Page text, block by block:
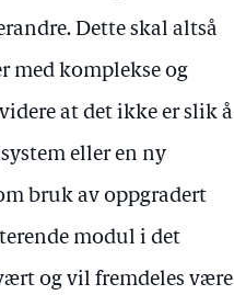
Dette skal altså
med komplekse og
at det ikke er slik å
eller en ny
bruk av oppgradert
modul i det
og vil fremdeles være